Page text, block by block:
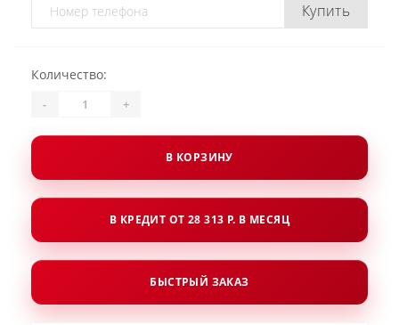
Купить
Количество:
- +
В КОРЗИНУ
В КРЕДИТ ОТ 28 313 Р. В МЕСЯЦ
БЫСТРЫЙ ЗАКАЗ